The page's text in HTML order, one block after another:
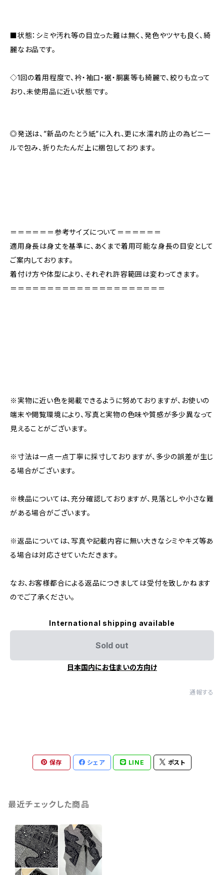
■状態：シミや汚れ等の目立った難は無く、発色やツヤも良く、綺
麗なお品です。
◇1回の着用程度で、衿・袖口・裾・胴裏等も綺麗で、絞りも立って
おり、未使用品に近い状態です。
◎発送は、”新品のたとう紙”に入れ、更に水濡れ防止の為ビニー
ルで包み、折りたたんだ上に梱包しております。
＝＝＝＝＝＝参考サイズについて＝＝＝＝＝＝
適用身長は身丈を基準に、あくまで着用可能な身長の目安として
ご案内しております。
着付け方や体型により、それぞれ許容範囲は変わってきます。
＝＝＝＝＝＝＝＝＝＝＝＝＝＝＝＝＝＝＝＝＝
※実物に近い色を掲載できるように努めておりますが、お使いの
端末や閲覧環境により、写真と実物の色味や質感が多少異なって
見えることがございます。
※寸法は一点一点丁寧に採寸しておりますが、多少の誤差が生じ
る場合がございます。
※検品については、充分確認しておりますが、見落としや小さな難
がある場合がございます。
※返品については、写真や記載内容に無い大きなシミやキズ等あ
る場合は対応させていただきます。
なお、お客様都合による返品につきましては受付を致しかねます
のでご了承ください。
International shipping available
Sold out
日本国内にお住まいの方向け
通報する
保存 シェア LINE ポスト
最近チェックした商品